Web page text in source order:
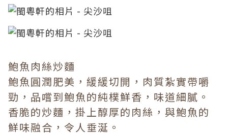
鮑魚肉絲炒麵
鮑魚圓潤肥美，緩緩切開，肉質紮實帶嚼
勁，品嚐到鮑魚的純樸鮮香，味道細膩。
香脆的炒麵，掛上醇厚的肉絲，與鮑魚的
鮮味融合，令人垂涎。